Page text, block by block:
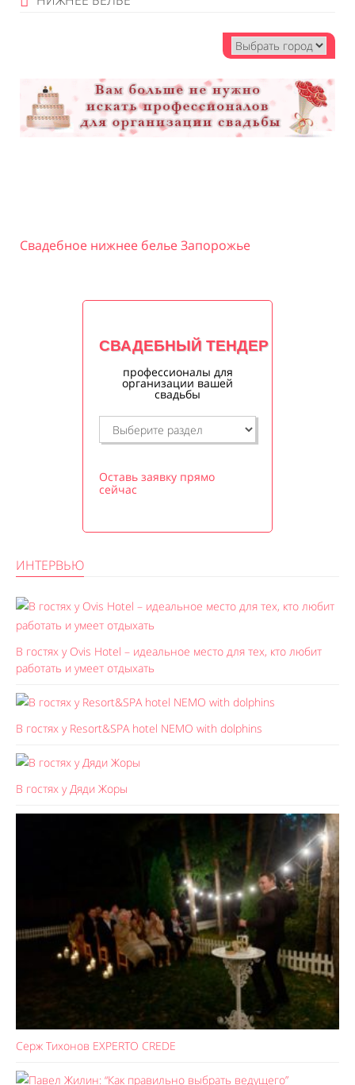
Свадебное нижнее белье Запорожье
СВАДЕБНЫЙ ТЕНДЕР
профессионалы для
организации вашей
свадьбы
Оставь заявку прямо
сейчас
ИНТЕРВЬЮ
В гостях у Ovis Hotel – идеальное место для тех, кто любит
работать и умеет отдыхать
В гостях у Resort&SPA hotel NEMO with dolphins
В гостях у Дяди Жоры
Серж Тихонов EXPERTO CREDE